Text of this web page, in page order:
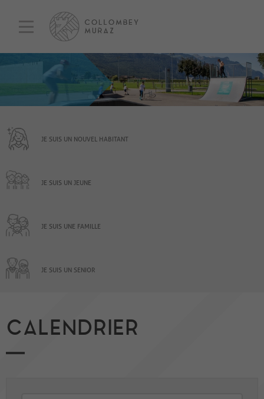
JE SUIS UN NOUVEL HABITANT
JE SUIS UN JEUNE
JE SUIS UNE FAMILLE
JE SUIS UN SENIOR
CALENDRIER